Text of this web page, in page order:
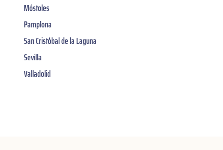
Móstoles
Pamplona
San Cristóbal de la Laguna
Sevilla
Valladolid